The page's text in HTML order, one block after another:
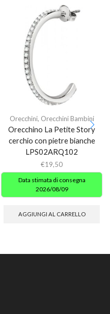
Orecchini, Orecchini Bambini
Orecchino La Petite Story
cerchio con pietre bianche
LPS02ARQ102
€19,50
Data stimata di consegna
2026/08/09
AGGIUNGI AL CARRELLO